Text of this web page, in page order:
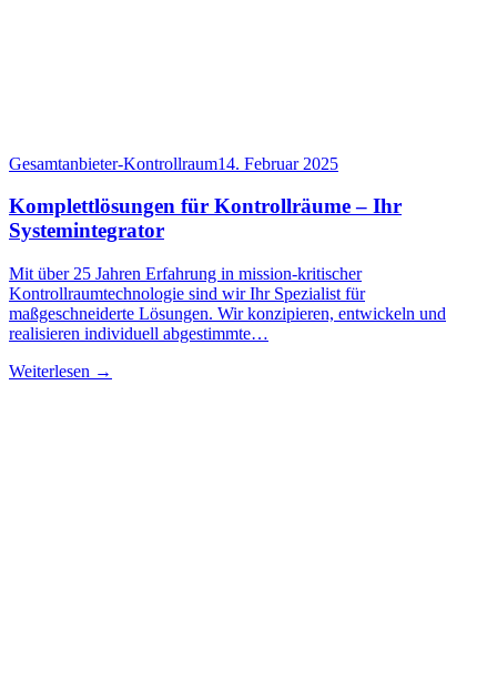
Gesamtanbieter-Kontrollraum14. Februar 2025
Komplettlösungen für Kontrollräume – Ihr
Systemintegrator
Mit über 25 Jahren Erfahrung in mission-kritischer
Kontrollraumtechnologie sind wir Ihr Spezialist für
maßgeschneiderte Lösungen. Wir konzipieren, entwickeln und
realisieren individuell abgestimmte…
Weiterlesen →